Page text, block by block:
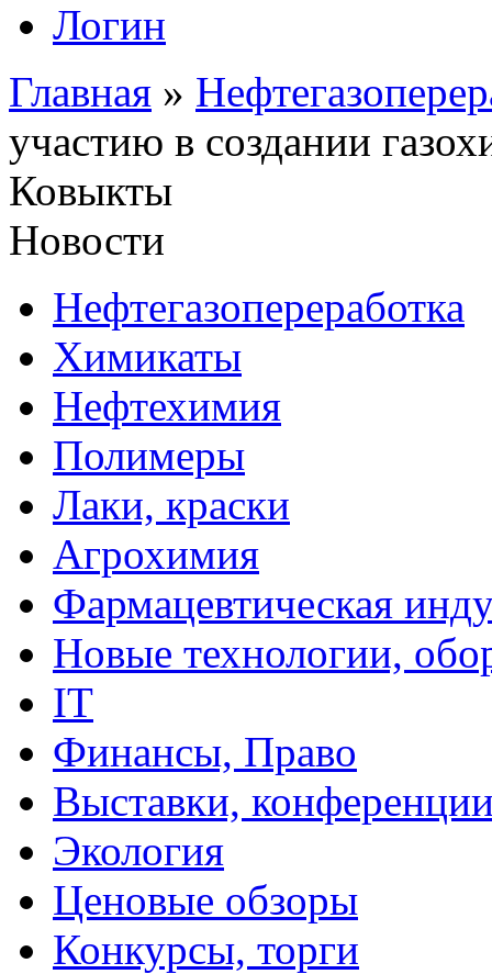
Логин
Главная »
участию в создании
Ковыкты
Новости
Нефтегазопереработка
Химикаты
Нефтехимия
Полимеры
Лаки, краски
Агрохимия
Фармацевтическая
Новые технологии,
IT
Финансы, Право
Выставки,
Экология
Ценовые обзоры
Конкурсы, торги